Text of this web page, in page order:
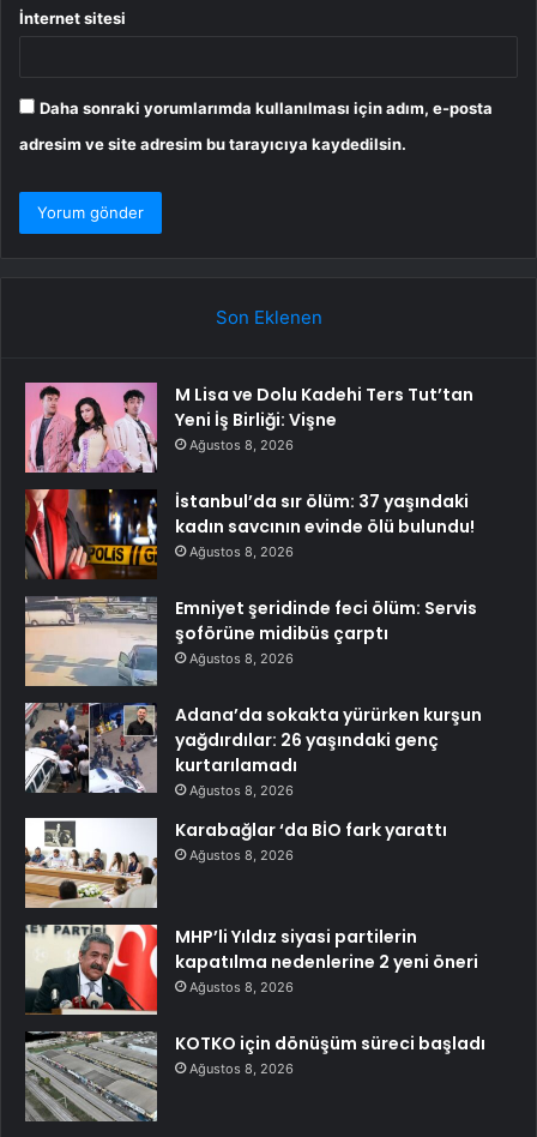
İnternet sitesi
Daha sonraki yorumlarımda kullanılması için adım, e-posta
adresim ve site adresim bu tarayıcıya kaydedilsin.
Son Eklenen
M Lisa ve Dolu Kadehi Ters Tut’tan
Yeni İş Birliği: Vişne
Ağustos 8, 2026
İstanbul’da sır ölüm: 37 yaşındaki
kadın savcının evinde ölü bulundu!
Ağustos 8, 2026
Emniyet şeridinde feci ölüm: Servis
şoförüne midibüs çarptı
Ağustos 8, 2026
Adana’da sokakta yürürken kurşun
yağdırdılar: 26 yaşındaki genç
kurtarılamadı
Ağustos 8, 2026
Karabağlar ‘da BİO fark yarattı
Ağustos 8, 2026
MHP’li Yıldız siyasi partilerin
kapatılma nedenlerine 2 yeni öneri
Ağustos 8, 2026
KOTKO için dönüşüm süreci başladı
Ağustos 8, 2026